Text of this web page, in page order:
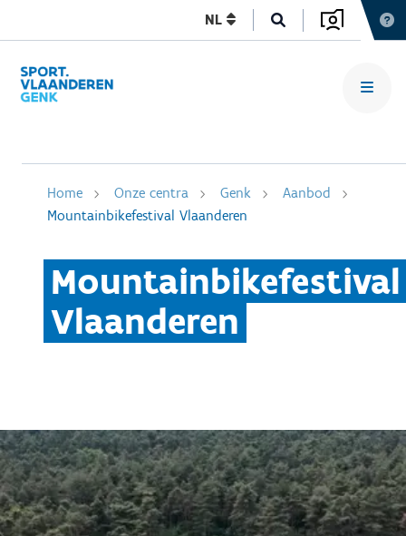
NL
Home Onze centra Genk
Aanbod
Mountainbikefestival Vlaanderen
Mountainbikefestival
Vlaanderen